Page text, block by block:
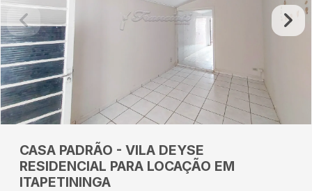
CASA PADRÃO - VILA DEYSE
RESIDENCIAL PARA LOCAÇÃO EM
ITAPETININGA